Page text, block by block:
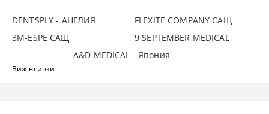
DENTSPLY - АНГЛИЯ
FLEXITE COMPANY САЩ
3М-ESPE САЩ
9 SEPTEMBER MEDICAL
A&D MEDICAL - Япония
Виж всички